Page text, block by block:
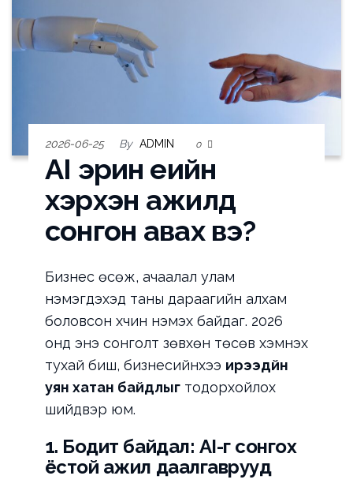
2026-06-25 By ADMIN 0
AI эрин үеийн
хэрхэн ажилд
сонгон авах вэ?
Бизнес өсөж, ачаалал улам
нэмэгдэхэд таны дараагийн алхам
боловсон хүчин нэмэх байдаг. 2026
онд энэ сонголт зөвхөн төсөв хэмнэх
тухай биш, бизнесийнхээ ирээдүйн
уян хатан байдлыгтодорхойлох
шийдвэр юм.
1. Бодит байдал: AI-г сонгох
ёстой ажил даалгаврууд